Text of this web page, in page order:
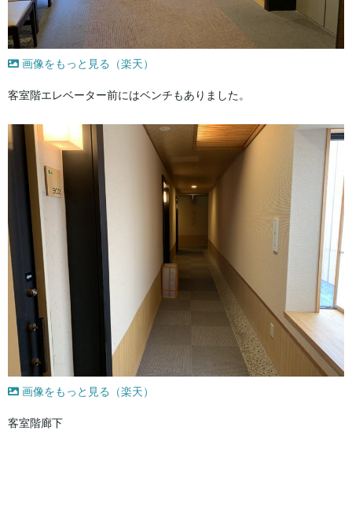
画像をもっと見る（楽天）
客室階エレベーター前にはベンチもありました。
画像をもっと見る（楽天）
客室階廊下